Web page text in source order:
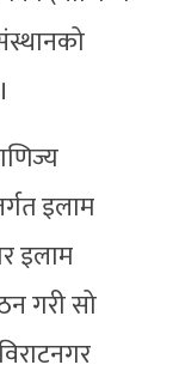
इलाम
इलाम
गरी सो